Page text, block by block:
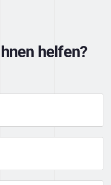
helfen?